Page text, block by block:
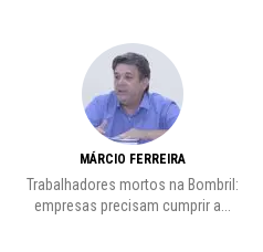
MÁRCIO FERREIRA
Trabalhadores mortos na Bombril:
empresas precisam cumprir a...